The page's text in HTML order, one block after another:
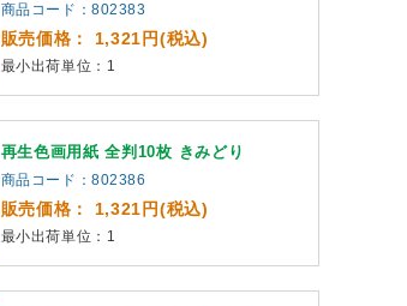
商品コード：802383
販売価格： 1,321円(税込)
最小出荷単位：1
再生色画用紙 全判10枚 きみどり
商品コード：802386
販売価格： 1,321円(税込)
最小出荷単位：1